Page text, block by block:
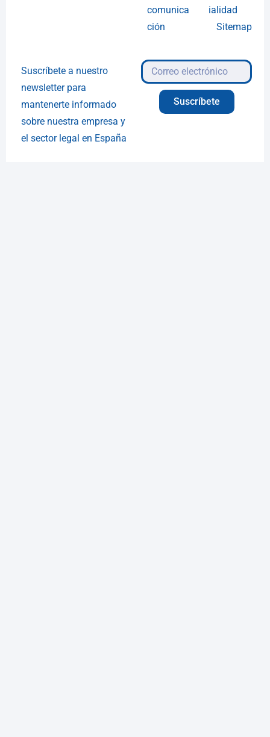
comunica
ción
ialidad
Sitemap
Suscríbete a nuestro
newsletter para
mantenerte informado
sobre nuestra empresa y
el sector legal en España
Suscríbete